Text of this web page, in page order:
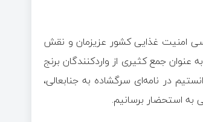
امنیت غذایی کشور عزیزمان و نقش
جمع کثیری از واردکنندگان برنج
در نامه‌ای سرگشاده به جنابعالی،
به استحضار برسانیم.